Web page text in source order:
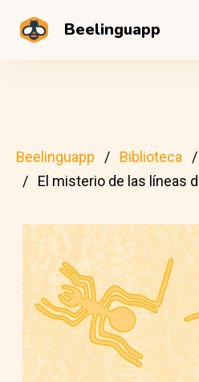
Beelinguapp
Beelinguapp Biblioteca
El misterio de las líneas